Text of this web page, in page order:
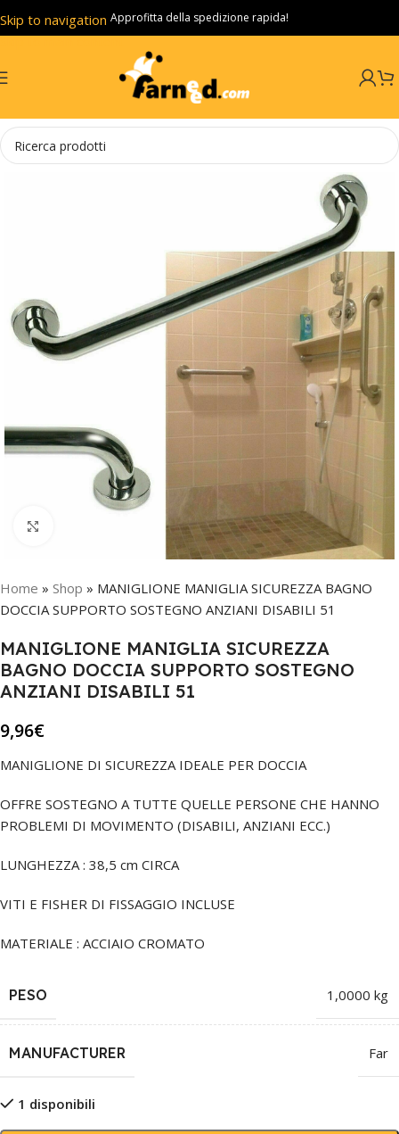
Skip to navigation
Skip to main content
Approfitta della spedizione rapida!
Home » Shop » MANIGLIONE MANIGLIA SICUREZZA BAGNO
DOCCIA SUPPORTO SOSTEGNO ANZIANI DISABILI 51
MANIGLIONE MANIGLIA SICUREZZA
BAGNO DOCCIA SUPPORTO SOSTEGNO
ANZIANI DISABILI 51
9,96€
MANIGLIONE DI SICUREZZA IDEALE PER DOCCIA
OFFRE SOSTEGNO A TUTTE QUELLE PERSONE CHE HANNO
PROBLEMI DI MOVIMENTO (DISABILI, ANZIANI ECC.)
LUNGHEZZA : 38,5 cm CIRCA
VITI E FISHER DI FISSAGGIO INCLUSE
MATERIALE : ACCIAIO CROMATO
PESO 1,0000 kg
MANUFACTURER Far
1 disponibili